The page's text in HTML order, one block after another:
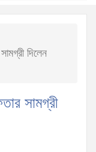
দিলেন
সামগ্রী